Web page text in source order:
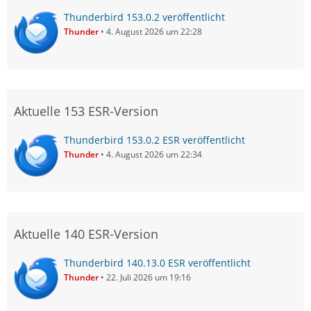
Thunderbird 153.0.2 veröffentlicht
Thunder 4. August 2026 um 22:28
Aktuelle 153 ESR-Version
Thunderbird 153.0.2 ESR veröffentlicht
Thunder 4. August 2026 um 22:34
Aktuelle 140 ESR-Version
Thunderbird 140.13.0 ESR veröffentlicht
Thunder 22. Juli 2026 um 19:16